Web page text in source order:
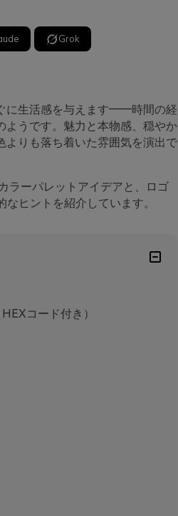
Grok
に生活感を与えます――時間の経
ようです。魅力と本物感、穏やか
よりも落ち着いた雰囲気を演出で
ラーパレットアイデアと、ロゴ
ヒントを紹介しています。
コード付き）